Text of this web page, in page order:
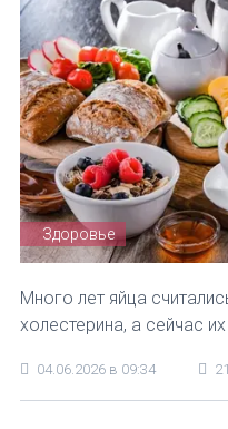
Здоровье
Много лет яйца
холестерина, а сейчас
04.06.2026 в 09:34